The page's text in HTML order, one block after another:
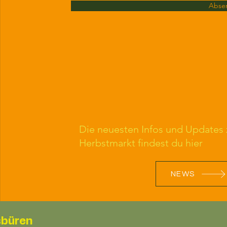
Die neuesten Infos und Updates
Herbstmarkt findest du hier
NEWS